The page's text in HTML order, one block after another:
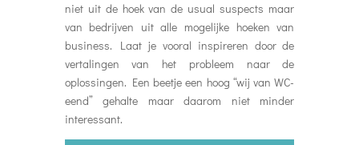
niet uit de hoek van de usual suspects maar
van bedrijven uit alle mogelijke hoeken van
business. Laat je vooral inspireren door de
vertalingen van het probleem naar de
oplossingen. Een beetje een hoog “wij van WC-
eend” gehalte maar daarom niet minder
interessant.